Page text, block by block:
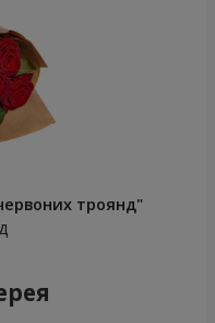
троянд"